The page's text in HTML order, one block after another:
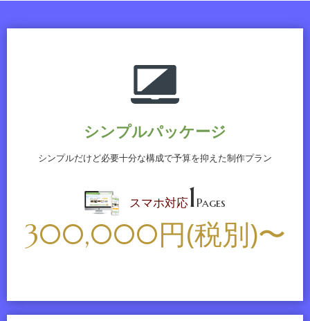
ームディスカウントが変更される予定です。
必要な場合があります。 サポートに関してもお気軽にお問
あけましておめでとうございます
創業して25年目となります。今後も今までと変わらぬ努力
本年もよろしくお願いいたします。
2024.12.09
年末年始期間中の営業日のご案内です。年内は12/27日(金)
たらお気軽にご連絡ください。
シンプルパッケージ
シンプルだけど必要十分な構成で予算を抑えた制作プラン
スマホ対応1Pages
300,000円(税別)〜